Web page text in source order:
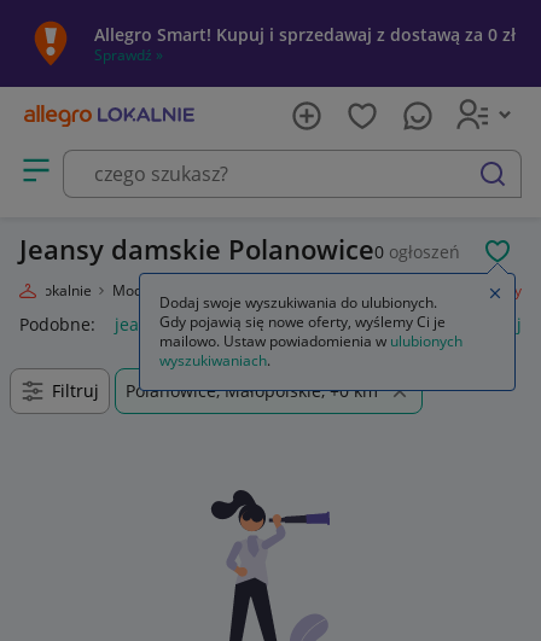
Allegro Smart! Kupuj i sprzedawaj z dostawą za 0 zł
Sprawdź »
Otwórz menu z kategoriami
szukaj
Jeansy damskie Polanowice0 ogłoszeń
Lokalnie Moda Jeansy
Podobne: jeansy jeansy damskie jeansy wendy trendy
Filtruj Polanowice, Małopolskie, +0 km
Dodaj swoje wyszukiwania do ulubionych.
Gdy pojawią się nowe oferty, wyślemy Ci je
mailowo. Ustaw powiadomienia w ulubionych
wyszukiwaniach.